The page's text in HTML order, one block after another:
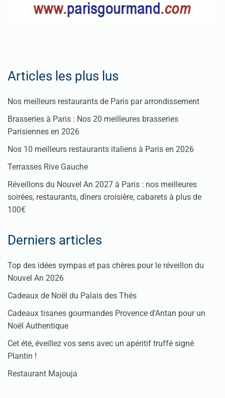
Articles les plus lus
Nos meilleurs restaurants de Paris par arrondissement
Brasseries à Paris : Nos 20 meilleures brasseries
Parisiennes en 2026
Nos 10 meilleurs restaurants italiens à Paris en 2026
Terrasses Rive Gauche
Réveillons du Nouvel An 2027 à Paris : nos meilleures
soirées, restaurants, dîners croisière, cabarets à plus de
100€
Derniers articles
Top des idées sympas et pas chères pour le réveillon du
Nouvel An 2026
Cadeaux de Noël du Palais des Thés
Cadeaux tisanes gourmandes Provence d'Antan pour un
Noël Authentique
Cet été, éveillez vos sens avec un apéritif truffé signé
Plantin !
Restaurant Majouja